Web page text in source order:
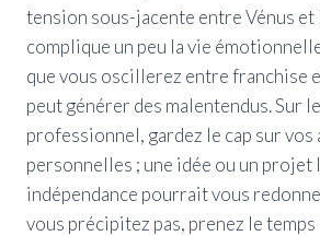
tension sous-jacente entre Vénus et
complique un peu la vie
que vous oscillerez entre franchise
peut générer des malentendus. Sur
professionnel, gardez le cap sur vos
personnelles ; une idée ou un projet
indépendance pourrait vous
vous précipitez pas, prenez le